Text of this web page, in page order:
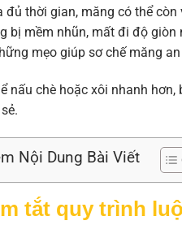
đủ thời gian, măng có thể
bị mềm nhũn, mất đi độ giòn
mẹo giúp sơ chế măng
nấu chè hoặc xôi nhanh hơn,
Nội Dung Bài Viết
tắt quy trình